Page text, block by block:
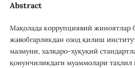
Abstract
Мақолада коррупциявий жиноятлар
жавобгарликдан озод қилиш
мазмуни, халқаро-ҳуқуқий
қонунчиликдаги муаммолари таҳлил